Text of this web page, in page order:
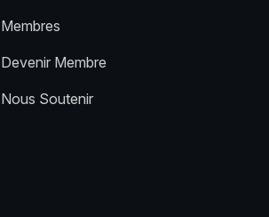
Membres
Devenir Membre
Nous Soutenir